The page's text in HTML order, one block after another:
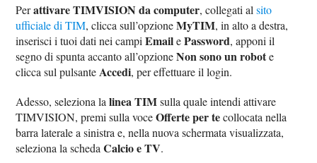
Perattivare TIMVISION da computer, collegati alsito
ufficiale di TIM, clicca sull’opzioneMyTIM, in alto a destra,
inserisci i tuoi dati nei campiEmailePassword, apponi il
segno di spunta accanto all’opzioneNon sono un robote
clicca sul pulsante Accedi, per effettuare il login.
Adesso, seleziona lalinea TIMsulla quale intendi attivare
TIMVISION, premi sulla voceOfferte per tecollocata nella
barra laterale a sinistra e, nella nuova schermata visualizzata,
seleziona la schedaCalcio e TV.